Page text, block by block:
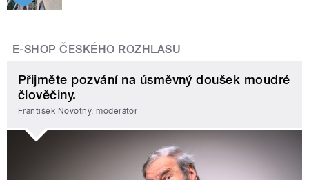
E-SHOP ČESKÉHO ROZHLASU
Přijměte pozvání na úsměvný doušek moudré
člověčiny.
František Novotný, moderátor